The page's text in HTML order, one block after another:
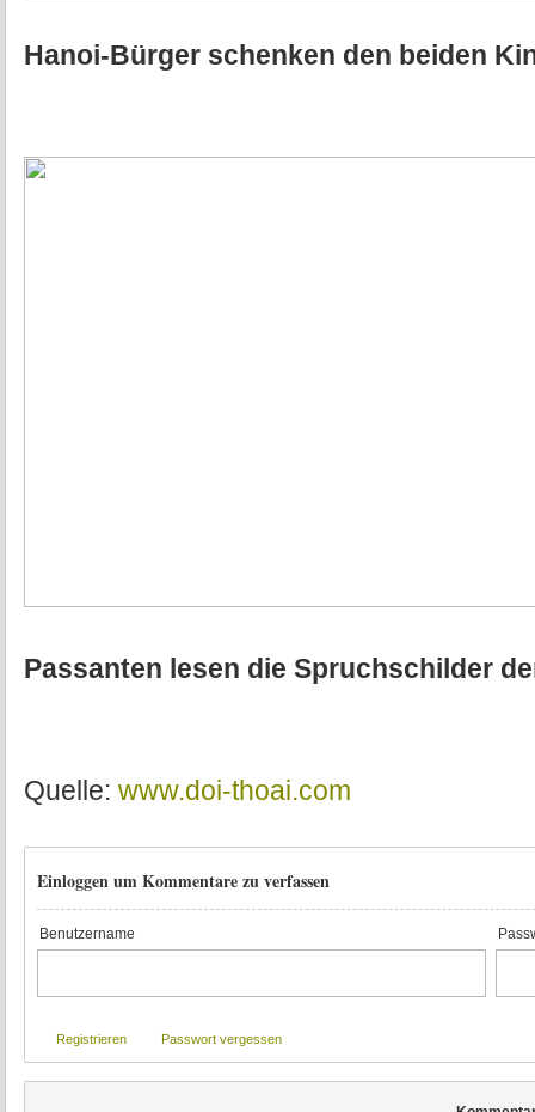
Hanoi-Bürger schenken den beiden
Passanten lesen die Spruchschilder
Quelle: www.doi-thoai.com
Einloggen um Kommentare zu verfassen
Benutzername
Registrieren Passwort vergessen